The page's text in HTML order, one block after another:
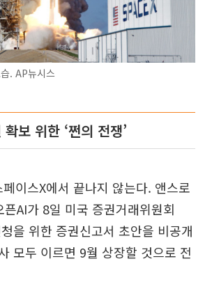
. AP뉴시스
보 위한 ‘쩐의 전쟁’
이스X에서 끝나지 않는다. 앤스로
AI가 8일 미국 증권거래위원회
을 위한 증권신고서 초안을 비공개
모두 이르면 9월 상장할 것으로 전